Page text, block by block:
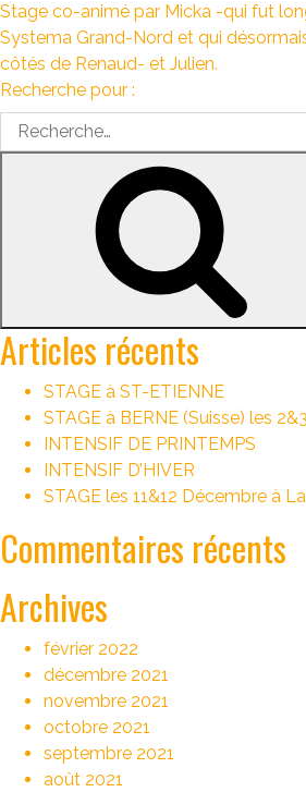
Stage co-animé par Micka -qui fut
Systema Grand-Nord et qui
côtés de Renaud- et Julien.
Recherche pour :
Articles récents
STAGE à ST-ETIENNE
STAGE à BERNE (Suisse) les
INTENSIF DE PRINTEMPS
INTENSIF D’HIVER
STAGE les 11&12 Décembre à
Commentaires récents
Archives
février 2022
décembre 2021
novembre 2021
octobre 2021
septembre 2021
août 2021